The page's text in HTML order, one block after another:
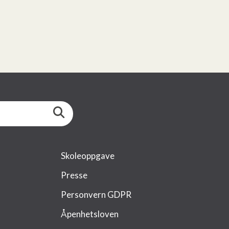
Skoleoppgave
Presse
Personvern GDPR
Åpenhetsloven